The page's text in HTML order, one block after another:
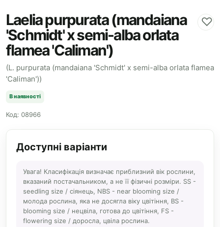
Laelia purpurata (mandaiana
'Schmidt' x semi-alba orlata
flamea 'Caliman')
♡
(L. purpurata (mandaiana 'Schmidt' x semi-alba orlata flamea
'Caliman'))
В наявності
Код: 08966
Доступні варіанти
Увага! Класифікація визначає приблизний вік рослини,
вказаний постачальником, а не її фізичні розміри. SS -
seedling size / сіянець, NBS - near blooming size /
молода рослина, яка не досягла віку цвітіння, BS -
blooming size / нецвіла, готова до цвітіння, FS -
flowering size / доросла, цвіла рослина.